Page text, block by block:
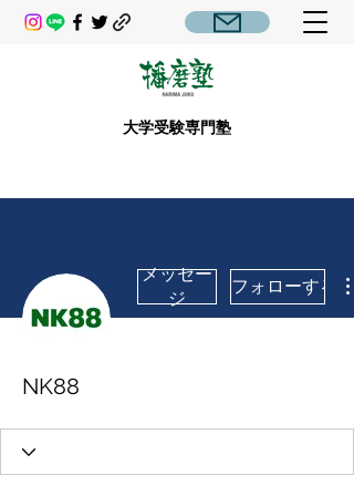
大学受験専門塾
メッセー
ジ
フォローする
NK88